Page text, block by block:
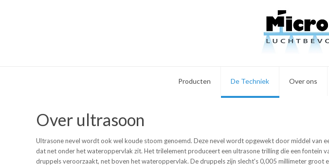
Producten De Techniek Over ons
Over ultrasoon
Ultrasone nevel wordt ook wel koude stoom genoemd. Deze nevel wordt opgewekt door middel van
dat net onder het wateroppervlak zit. Het trilelement produceert een ultrasone trilling die een fontein
druppels veroorzaakt, net boven het wateroppervlak. De druppels zijn slecht's 0,005 millimeter groot